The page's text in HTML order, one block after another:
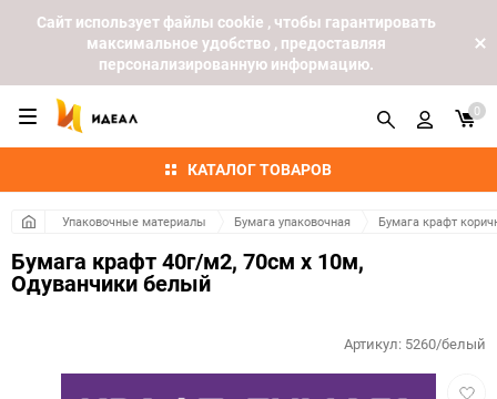
Cайт использует файлы cookie , чтобы гарантировать
максимальное удобство , предоставляя
персонализированную информацию.
КАТАЛОГ ТОВАРОВ
0
Упаковочные материалы Бумага упаковочная Бумага крафт
Бумага крафт 40г/м2, 70см x 10м,
Одуванчики белый
Артикул: 5260/белый